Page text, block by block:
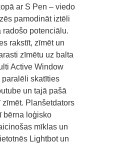
ar S Pen – viedo
pamodināt iztēli
radošo potenciālu.
rakstīt, zīmēt un
zīmētu uz balta
Active Window
skatīties
un tajā pašā
Planšetdators
bērna loģisko
mīklas un
Lightbot un